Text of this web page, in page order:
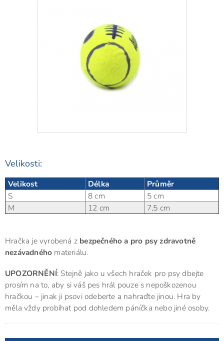
Velikosti:
Velikost Délka
Průměr
S
8 cm
5 cm
M
12 cm 7,5 cm
Hračka je vyrobená z bezpečného a pro psy zdravotně
nezávadného materiálu.
UPOZORNĚNÍ: Stejně jako u všech hraček pro psy dbejte
prosím na to, aby si váš pes hrál pouze s nepoškozenou
hračkou – jinak ji psovi odeberte a nahraďte jinou. Hra by
měla vždy probíhat pod dohledem páníčka nebo jiné osoby.